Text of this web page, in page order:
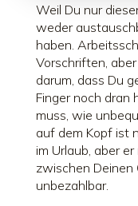
Weil Du nur
weder
haben.
Vorschriften,
darum, dass Du
Finger noch dran
muss, wie
auf dem Kopf ist
im Urlaub, aber
zwischen
unbezahlbar.